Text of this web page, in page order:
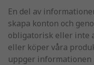
En del av
skapa konton och
obligatorisk eller inte
eller köper våra
uppger informationen